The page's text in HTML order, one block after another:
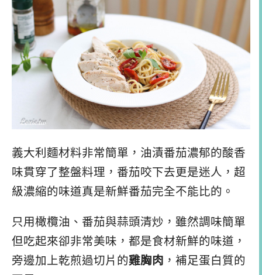
義大利麵材料非常簡單，油漬番茄濃郁的酸香
味貫穿了整盤料理，番茄咬下去更是迷人，超
級濃縮的味道真是新鮮番茄完全不能比的。
只用橄欖油、番茄與蒜頭清炒，雖然調味簡單
但吃起來卻非常美味，都是食材新鮮的味道，
旁邊加上乾煎過切片的雞胸肉 ，補足蛋白質的